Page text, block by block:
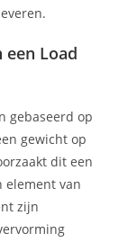
Load
gebaseerd op
gewicht op
dit een
element van
zijn